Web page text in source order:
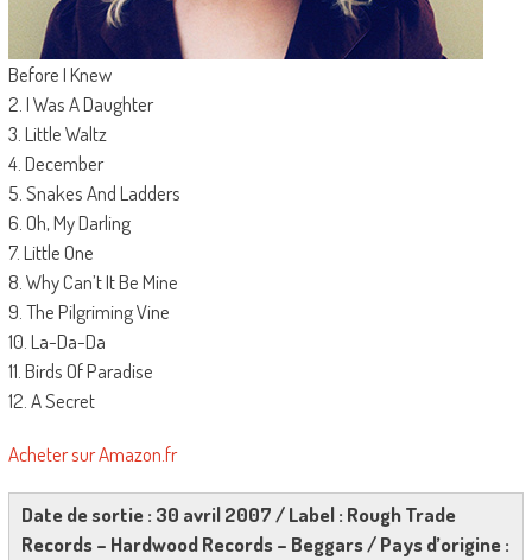
Before I Knew
2. I Was A Daughter
3. Little Waltz
4. December
5. Snakes And Ladders
6. Oh, My Darling
7. Little One
8. Why Can’t It Be Mine
9. The Pilgriming Vine
10. La-Da-Da
11. Birds Of Paradise
12. A Secret
Acheter sur Amazon.fr
Date de sortie : 30 avril 2007 / Label : Rough Trade
Records – Hardwood Records – Beggars / Pays d’origine :